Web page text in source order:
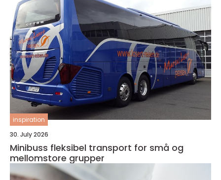
inspiration
30. July 2026
Minibuss fleksibel transport for små og
mellomstore grupper